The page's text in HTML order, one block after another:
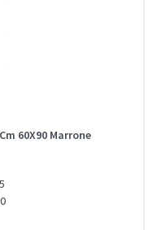
60X90 Marrone